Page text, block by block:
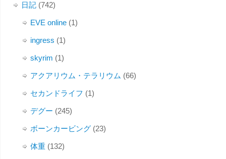
日記(742)
EVE online(1)
ingress (1)
skyrim (1)
アクアリウム・テラリウム (66)
セカンドライフ (1)
デグー (245)
ボーンカービング(23)
体重(132)